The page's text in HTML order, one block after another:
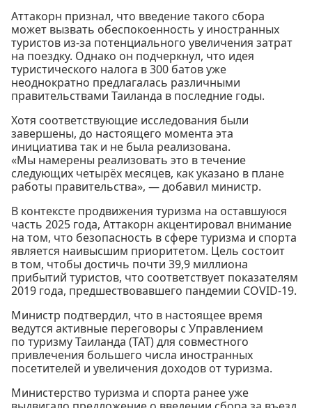
Аттакорн признал, что введение такого сбора
может вызвать обеспокоенность у иностранных
туристов из-за потенциального увеличения затрат
на поездку. Однако он подчеркнул, что идея
туристического налога в 300 батов уже
неоднократно предлагалась различными
правительствами Таиланда в последние годы.
Хотя соответствующие исследования были
завершены, до настоящего момента эта
инициатива так и не была реализована.
«Мы намерены реализовать это в течение
следующих четырёх месяцев, как указано в плане
работы правительства», — добавил министр.
В контексте продвижения туризма на оставшуюся
часть 2025 года, Аттакорн акцентировал внимание
на том, что безопасность в сфере туризма и спорта
является наивысшим приоритетом. Цель состоит
в том, чтобы достичь почти 39,9 миллиона
прибытий туристов, что соответствует показателям
2019 года, предшествовавшего пандемии COVID-19.
Министр подтвердил, что в настоящее время
ведутся активные переговоры с Управлением
по туризму Таиланда (TAT) для совместного
привлечения большего числа иностранных
посетителей и увеличения доходов от туризма.
Министерство туризма и спорта ранее уже